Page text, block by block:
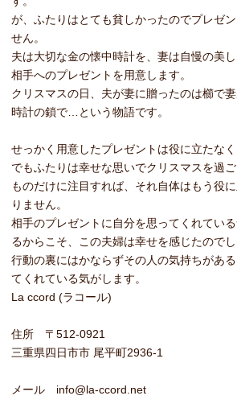
が、ふたりはとても貧しかったのでプレゼ
せん。
夫は大切な金の懐中時計を、妻は自慢の美
相手へのプレゼントを用意します。
クリスマスの日、夫が妻に贈ったのは櫛で
時計の鎖で…という物語です。
せっかく用意したプレゼントは役に立たなく
でもふたりは幸せな思いでクリスマスを過ご
ものだけに注目すれば、それ自体はもう役
りません。
相手のプレゼントに自分を思ってくれてい
るからこそ、この夫婦は幸せを感じたのでし
行動の裏にはかならずその人の気持ちがあ
てくれている気がします。
La ccord (ラコール)
住所 〒512-0921
三重県四日市市 尾平町2936-1
メール info@la-ccord.net